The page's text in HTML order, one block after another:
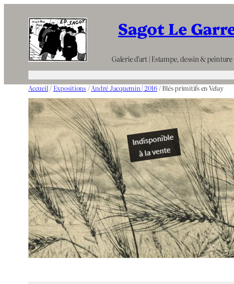
contenu
Sagot Le
Galerie d’art | Estampe, dessin & peinture
Accueil / Expositions /André Jacquemin | 2016 / Blés primitifs en Velay